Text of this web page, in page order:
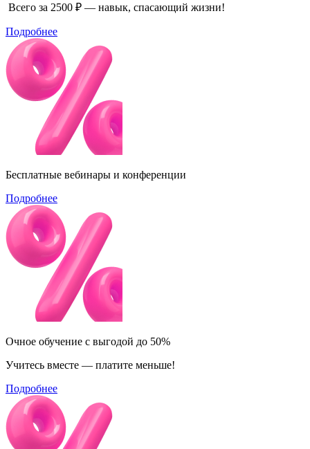
Всего за 2500 ₽ — навык, спасающий жизни!
Подробнее
Бесплатные вебинары и конференции
Подробнее
Очное обучение с выгодой до 50%
Учитесь вместе — платите меньше!
Подробнее